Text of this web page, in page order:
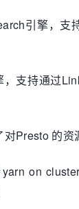
引擎，支
，支持通过
Presto 的资
on